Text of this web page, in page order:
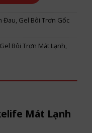
Đau, Gel Bôi Trơn Gốc
Gel Bôi Trơn Mát Lạnh,
Mát Lạnh